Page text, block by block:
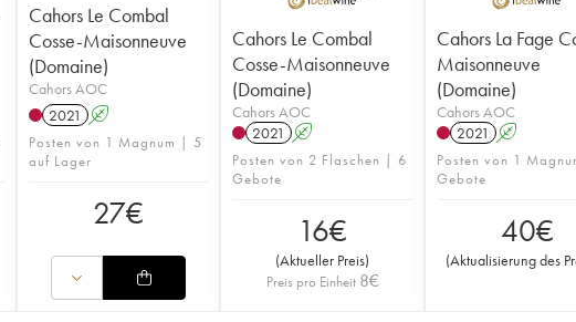
Cahors Le Combal
Cosse-Maisonneuve
(Domaine)
Cahors AOC
2021 A
Posten von 1 Magnum | 5
auf Lager
27€
Cahors Le Combal
Cosse-Maisonneuve
(Domaine)
Cahors AOC
2021
A
Posten von 2 Flaschen | 6
Gebote
16€
(Aktueller Preis)
Preis pro Einheit 8€
Cahors La Fage
Maisonneuve
(Domaine)
Cahors AOC
2021
A
Posten von 1
Gebote
40€
(Aktualisierung des